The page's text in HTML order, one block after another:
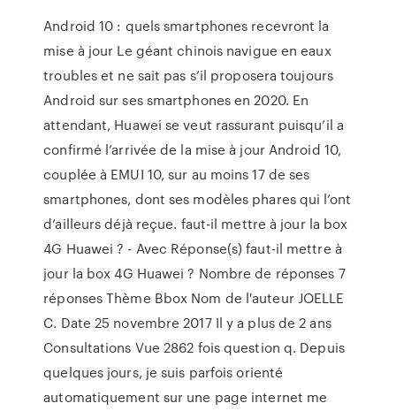
Android 10 : quels smartphones recevront la
mise à jour Le géant chinois navigue en eaux
troubles et ne sait pas s’il proposera toujours
Android sur ses smartphones en 2020. En
attendant, Huawei se veut rassurant puisqu’il a
confirmé l’arrivée de la mise à jour Android 10,
couplée à EMUI 10, sur au moins 17 de ses
smartphones, dont ses modèles phares qui l’ont
d’ailleurs déjà reçue. faut-il mettre à jour la box
4G Huawei ? - Avec Réponse(s) faut-il mettre à
jour la box 4G Huawei ? Nombre de réponses 7
réponses Thème Bbox Nom de l'auteur JOELLE
C. Date 25 novembre 2017 Il y a plus de 2 ans
Consultations Vue 2862 fois question q. Depuis
quelques jours, je suis parfois orienté
automatiquement sur une page internet me